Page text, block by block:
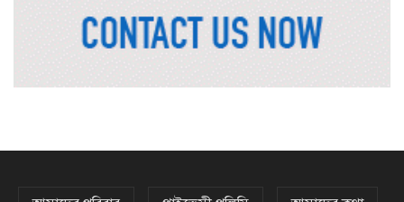
অষ্টম শ্রেণি পাসেই পুলিশ একাডেমিতে